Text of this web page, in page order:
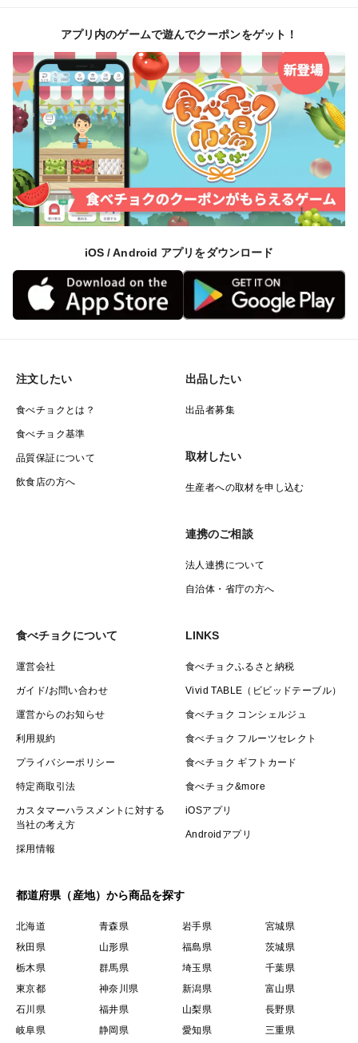
その寒暖差が毎日続きますから、それはそれは他の地域
では成し得ない糖度を誇るのはまさに自然の結晶そのも
の💡
🌽④唯一無二の富士山噴火土壌
富士河口湖は世界遺産『富士山』が火山噴火を起こして
創り上げられた土地であり、2300年もの年月を経て今
の河口湖があります。
標高差600mもある地理的条件を生かし、その独特な土
壌は保水性と通気性に優れているためとうもろこしには
最適な環境💡
し、成長スピードもゆっくりとゆっくりと時間をかけて
大きくなるため、
まるでミルフィーユのように何層も重ねたような深い深
富士山に降った雪や雨はだんだんと土に染み込み溶岩の
間を通り、長い長い時間をかけてろ過され再び地上に湧
き出してきます。
その期間は数十年から数百年であり、まさに一朝一夕で
は成し得ない環境。
信玄とうもろこしは濃厚なコク深い味わいはもちろんの
こと、
糖度20度というスイーツの域に到達していながら栄養も
度以上の寒暖差】【富士山の溶岩土壌】【富士山の水】
の奇跡が生んだ五重奏
アプリ内のゲームで遊んでクーポンをゲット！
iOS / Android アプリをダウンロード
注文したい
食べチョクとは？
食べチョク基準
品質保証について
飲食店の方へ
出品したい
出品者募集
取材したい
生産者への取材を申し込む
連携のご相談
法人連携について
自治体・省庁の方へ
食べチョクについて
運営会社
ガイド/お問い合わせ
運営からのお知らせ
利用規約
プライバシーポリシー
特定商取引法
カスタマーハラスメントに対する
当社の考え方
採用情報
LINKS
食べチョクふるさと納税
Vivid TABLE（ビビッドテーブル）
食べチョク コンシェルジュ
食べチョク フルーツセレクト
食べチョク ギフトカード
食べチョク&more
iOSアプリ
Androidアプリ
都道府県（産地）から商品を探す
北海道 青森県 岩手県
宮城県
秋田県
山形県 福島県
茨城県
栃木県
群馬県 埼玉県
千葉県
東京都
神奈川県 新潟県
富山県
石川県
福井県 山梨県
長野県
岐阜県
静岡県 愛知県 三重県